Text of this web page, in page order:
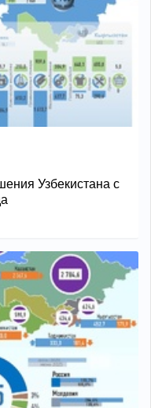
Узбекистана с